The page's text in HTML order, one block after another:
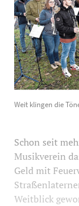
übers Land.
Weit klingen die
Schon seit
Musikverein
Geld mit
Weitblick